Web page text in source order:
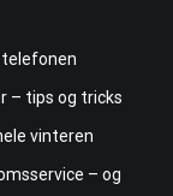
telefonen
– tips og tricks
vinteren
– og